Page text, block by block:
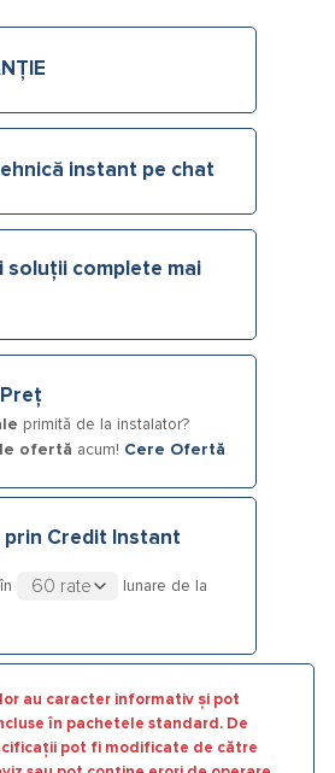
instant pe chat
soluții complete mai
primită de la instalator?
ofertă acum! Cere Ofertă
prin Credit Instant
lunare de la
au caracter informativ și pot
în pachetele standard. De
pot fi modificate de către